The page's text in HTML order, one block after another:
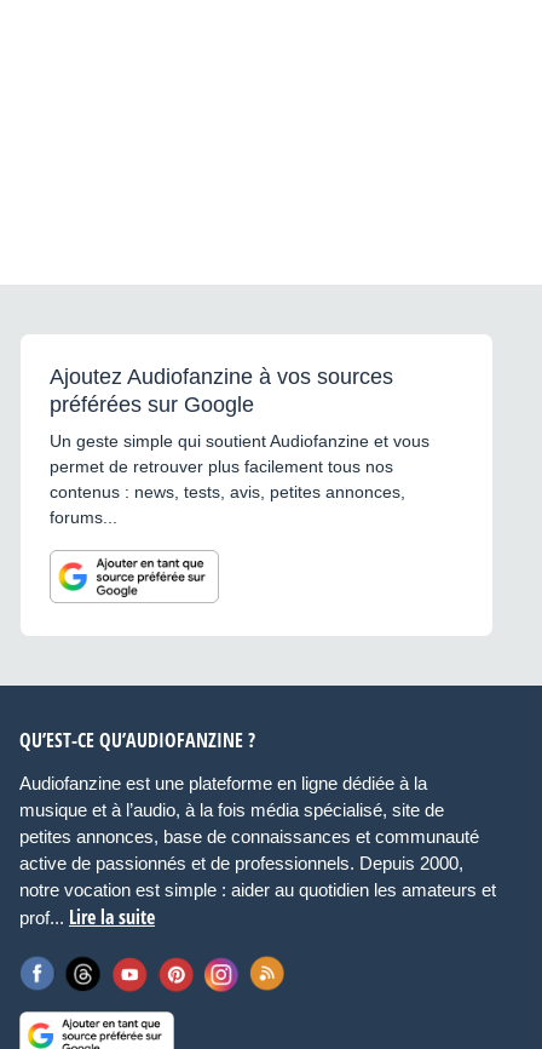
Ajoutez Audiofanzine à vos sources
préférées sur Google
Un geste simple qui soutient Audiofanzine et vous
permet de retrouver plus facilement tous nos
contenus : news, tests, avis, petites annonces,
forums...
QU’EST-CE QU’AUDIOFANZINE ?
Audiofanzine est une plateforme en ligne dédiée à la
musique et à l’audio, à la fois média spécialisé, site de
petites annonces, base de connaissances et communauté
active de passionnés et de professionnels. Depuis 2000,
notre vocation est simple : aider au quotidien les amateurs et
prof... Lire la suite